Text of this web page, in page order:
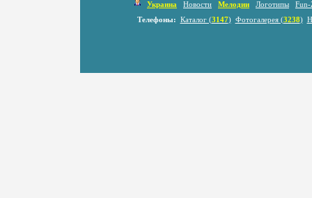
Украина Новости Мелодии Логотипы
Fun-
Телефоны:
Каталог (3147) Фотогалерея (3238)